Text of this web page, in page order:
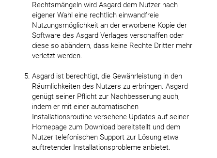
Rechtsmängeln wird Asgard dem Nutzer nach
eigener Wahl eine rechtlich einwandfreie
Nutzungsmöglichkeit an der erworbene Kopie der
Software des Asgard Verlages verschaffen oder
diese so abändern, dass keine Rechte Dritter mehr
verletzt werden.
Asgard ist berechtigt, die Gewährleistung in den
Räumlichkeiten des Nutzers zu erbringen. Asgard
genügt seiner Pflicht zur Nachbesserung auch,
indem er mit einer automatischen
Installationsroutine versehene Updates auf seiner
Homepage zum Download bereitstellt und dem
Nutzer telefonischen Support zur Lösung etwa
auftretender Installationsprobleme anbietet.